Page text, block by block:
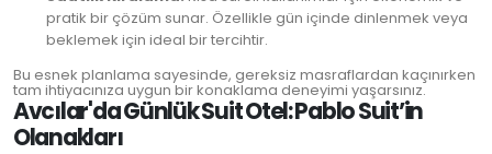
pratik bir çözüm sunar. Özellikle gün içinde dinlenmek veya
beklemek için ideal bir tercihtir.
Bu esnek planlama sayesinde, gereksiz masraflardan kaçınırken
tam ihtiyacınıza uygun bir konaklama deneyimi yaşarsınız.
Avcılar'da Günlük Suit Otel: Pablo Suit’in
Olanakları